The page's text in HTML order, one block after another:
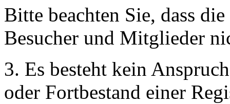
Bitte beachten Sie, dass
Besucher und Mitglieder
3. Es besteht kein
oder Fortbestand einer